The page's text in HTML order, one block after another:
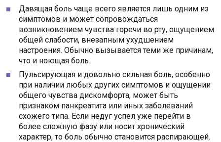
Давящая боль чаще всего является лишь одним из
симптомов и может сопровождаться
возникновением чувства горечи во рту, ощущением
общей слабости, внезапным ухудшением
настроения. Обычно вызывается теми же причинам,
что и ноющая боль.
Пульсирующая и довольно сильная боль, особенно
при наличии любых других симптомов и ощущении
общего чувства дискомфорта, может быть
признаком панкреатита или иных заболеваний
схожего типа. Если недуг успел уже перейти в
более сложную фазу или носит хронический
характер, то боль обычно становится распирающей.